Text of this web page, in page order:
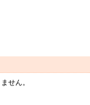
せん。